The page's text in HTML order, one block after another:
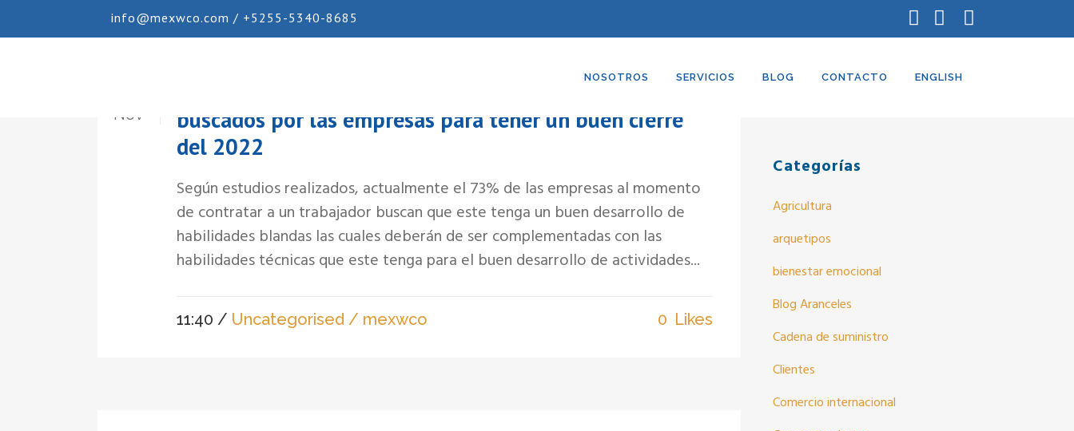
info@mexwco.com / +5255-5340-8685
NOSOTROS SERVICIOS BLOG CONTACTO ENGLISH
Nov
buscados por las empresas para tener un buen cierre
del 2022
Según estudios realizados, actualmente el 73% de las empresas al momento
de contratar a un trabajador buscan que este tenga un buen desarrollo de
habilidades blandas las cuales deberán de ser complementadas con las
habilidades técnicas que este tenga para el buen desarrollo de actividades...
11:40 / Uncategorised / mexwco 0 Likes
Categorías
Agricultura
arquetipos
bienestar emocional
Blog Aranceles
Cadena de suministro
Clientes
Comercio internacional